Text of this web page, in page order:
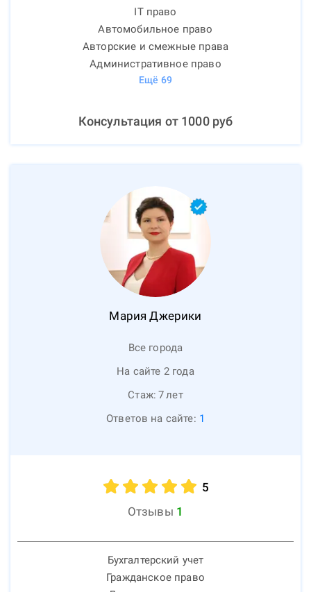
IT право
Автомобильное право
Авторские и смежные права
Административное право
Ещё 69
Консультация от 1000руб
Мария Джерики
Все города
На сайте 2 года
Стаж: 7лет
Ответов на сайте: 1
5
Отзывы 1
Бухгалтерский учет
Гражданское право